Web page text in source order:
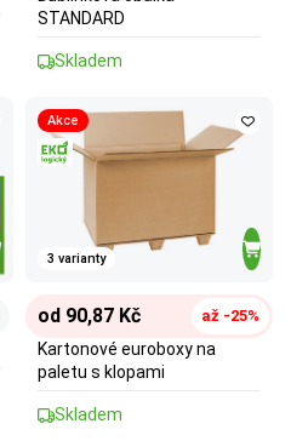
STANDARD
Skladem
Akce
3 varianty
od 90,87 Kč až -25%
Kartonové euroboxy na
paletu s klopami
Skladem